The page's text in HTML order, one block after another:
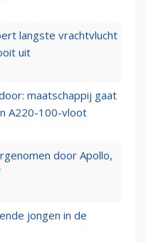
langste vrachtvlucht
uit
maatschappij gaat
A220-100-vloot
door Apollo,
jongen in de